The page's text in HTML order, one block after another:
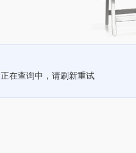
正在查询中，请刷新重试